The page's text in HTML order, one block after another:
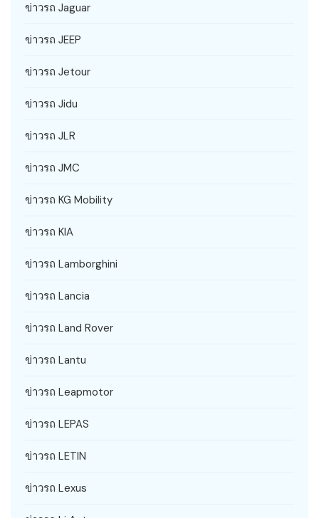
ข่าวรถ Jaguar
ข่าวรถ JEEP
ข่าวรถ Jetour
ข่าวรถ Jidu
ข่าวรถ JLR
ข่าวรถ JMC
ข่าวรถ KG Mobility
ข่าวรถ KIA
ข่าวรถ Lamborghini
ข่าวรถ Lancia
ข่าวรถ Land Rover
ข่าวรถ Lantu
ข่าวรถ Leapmotor
ข่าวรถ LEPAS
ข่าวรถ LETIN
ข่าวรถ Lexus